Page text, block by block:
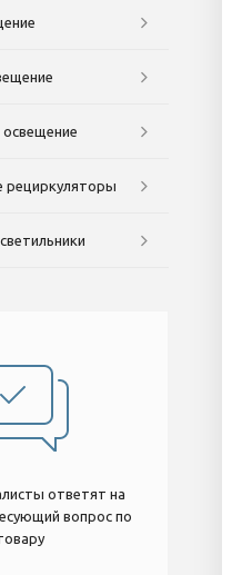
рециркуляторы
ответят на
вопрос по